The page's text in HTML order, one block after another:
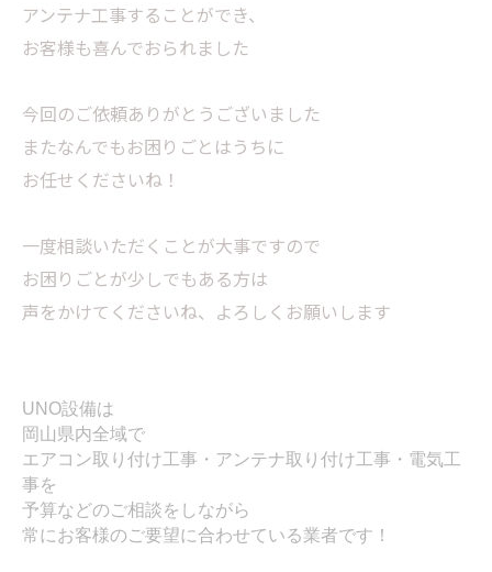
アンテナ工事することができ、
お客様も喜んでおられました
今回のご依頼ありがとうございました
またなんでもお困りごとはうちに
お任せくださいね！
一度相談いただくことが大事ですので
お困りごとが少しでもある方は
声をかけてくださいね、よろしくお願いします
UNO設備は
岡山県内全域で
エアコン取り付け工事・アンテナ取り付け工事・電気工
事を
予算などのご相談をしながら
常にお客様のご要望に合わせている業者です！